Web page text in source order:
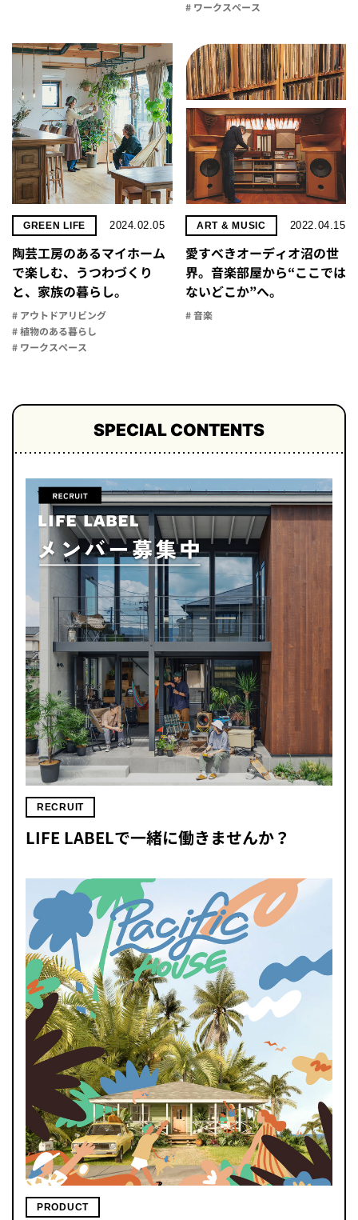
# ワークスペース
GREEN LIFE 2024.02.05
陶芸工房のあるマイホーム
で楽しむ、うつわづくり
と、家族の暮らし。
# アウトドアリビング
# 植物のある暮らし
# ワークスペース
ART & MUSIC 2022.04.15
愛すべきオーディオ沼の世
界。音楽部屋から“ここでは
ないどこか”へ。
# 音楽
SPECIAL CONTENTS
RECRUIT
LIFE LABELで一緒に働きませんか？
PRODUCT